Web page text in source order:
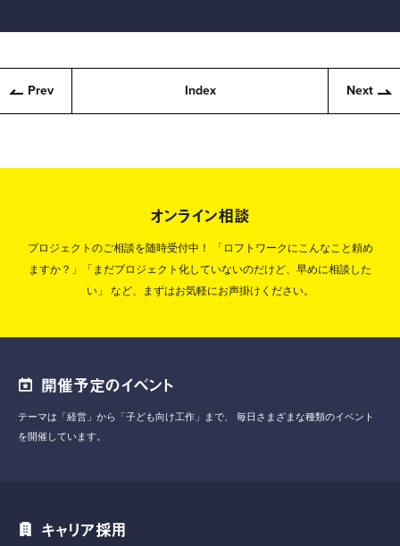
Prev Index Next
オンライン相談
プロジェクトのご相談を随時受付中！
「ロフトワークにこんなこと頼め
ますか？」「まだプロジェクト化していないのだけど、早めに相談した
い」
など、まずはお気軽にお声掛けください。
開催予定のイベント
テーマは「経営」から「子ども向け工作」まで、
毎日さまざまな種類のイベント
を開催しています。
キャリア採用